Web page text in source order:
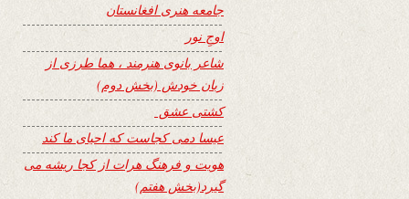
جامعه هنری افغانستان
اوجِ نور
شاعر بانوی هنرمند ، هما طرزی از
زبان خودش (بخش دوم)
کشتی عشق
عیسا دمی کجاست که احیای ما کند
هویت و فرهنگ هرات از کجا ریشه می
گیرد(بخش هفتم)